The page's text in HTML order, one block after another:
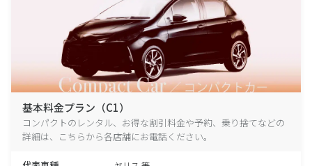
基本料金プラン（C1）
コンパクトのレンタル、お得な割引料金や予約、乗り捨てなどの
詳細は、こちらから各店舗にお電話ください。